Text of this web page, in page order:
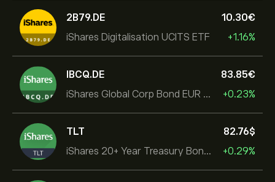
2B79.DE
iShares Digitalisation UCITS ETF
10.30‎€‎
+1.16%
IBCQ.DE
iShares Global Corp Bond EUR Hedged UCITS ETF Dist
83.85‎€‎
+0.23%
TLT
iShares 20+ Year Treasury Bond ETF
82.76‎$‎
+0.29%